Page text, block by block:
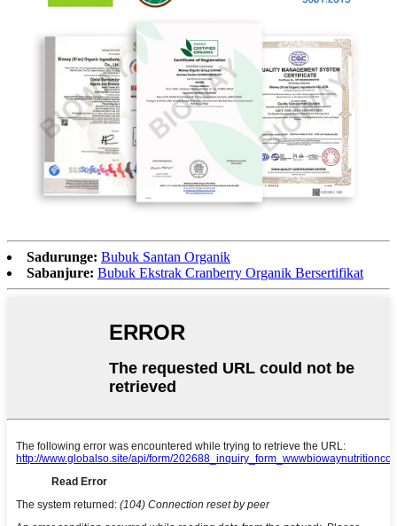
Sadurunge: Bubuk Santan Organik
Sabanjure: Bubuk Ekstrak Cranberry Organik Bersertifikat